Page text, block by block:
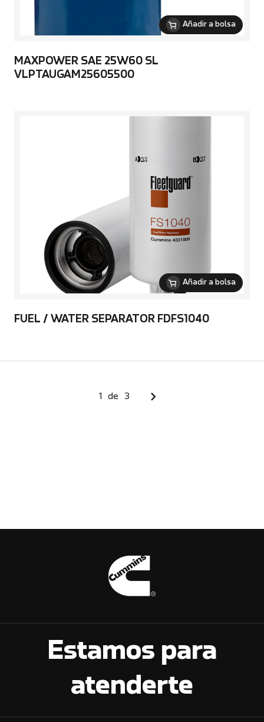
Añadir a bolsa
MAXPOWER SAE 25W60 SL
VLPTAUGAM25605500
Añadir a bolsa
FUEL / WATER SEPARATOR FDFS1040
1 de 3
Estamos para
atenderte